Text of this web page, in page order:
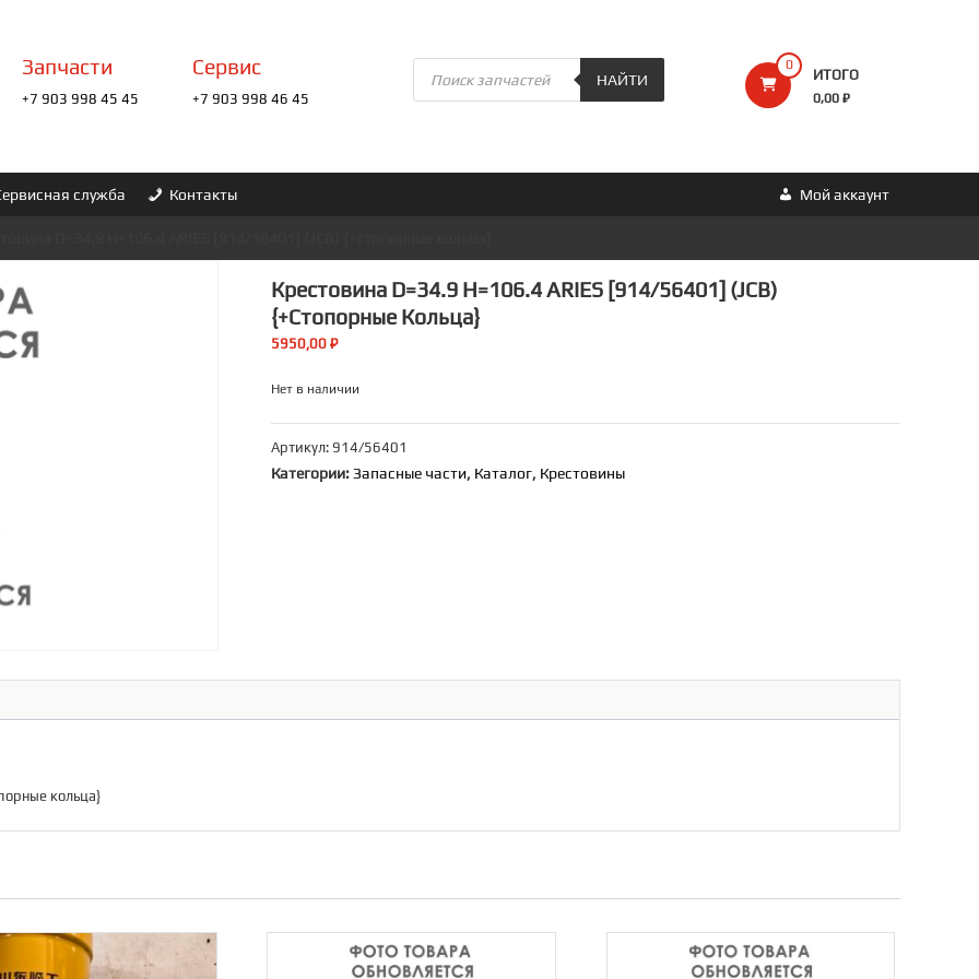
0
ИТОГО
0,00 ₽
Запчасти
+7 903 998 45 45
Сервис
+7 903 998 46 45
Поиск
товаров
НАЙТИ
Мой аккаунт
служба Контакты
Крестовина D=34.9 H=106.4 ARIES [914/56401] (JCB)
{+стопорные Кольца}
5950,00 ₽
Нет в наличии
Артикул: 914/56401
Категории: Запасные части, Каталог, Крестовины
кольца}